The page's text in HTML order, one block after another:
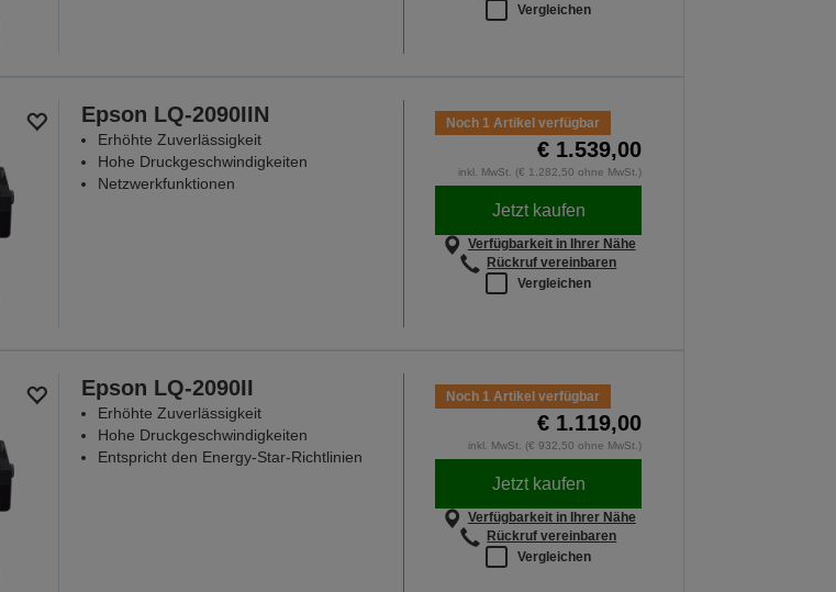
Vergleichen
Epson LQ-2090IIN
Erhöhte Zuverlässigkeit
Hohe Druckgeschwindigkeiten
Netzwerkfunktionen
Noch 1 Artikel verfügbar
€ 1.539,00
inkl. MwSt. (€ 1.282,50 ohne MwSt.)
Jetzt kaufen
Verfügbarkeit in Ihrer Nähe
Rückruf vereinbaren
Vergleichen
Epson LQ-2090II
Erhöhte Zuverlässigkeit
Hohe Druckgeschwindigkeiten
Entspricht den Energy-Star-Richtlinien
Noch 1 Artikel verfügbar
€ 1.119,00
inkl. MwSt. (€ 932,50 ohne MwSt.)
Jetzt kaufen
Verfügbarkeit in Ihrer Nähe
Rückruf vereinbaren
Vergleichen